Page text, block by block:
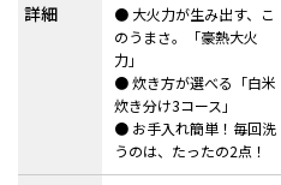
詳細
● 大火力が生み出す、こ
のうまさ。「豪熱大火
力」
● 炊き方が選べる「白米
炊き分け3コース」
● お手入れ簡単！毎回洗
うのは、たったの2点！